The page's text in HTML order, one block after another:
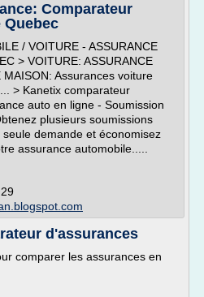
Comparateur
Quebec
/ VOITURE - ASSURANCE
> VOITURE: ASSURANCE
MAISON: Assurances voiture
> Kanetix comparateur
auto en ligne - Soumission
plusieurs soumissions
demande et économisez
assurance automobile.....
d'assurances
comparer les assurances en